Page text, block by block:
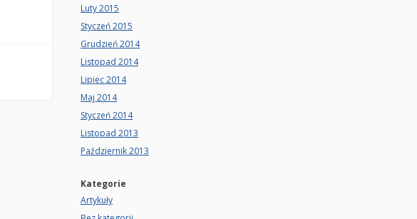
Luty 2015
Styczeń 2015
Grudzień 2014
Listopad 2014
Lipiec 2014
Maj 2014
Styczeń 2014
Listopad 2013
Październik 2013
Kategorie
Artykuły